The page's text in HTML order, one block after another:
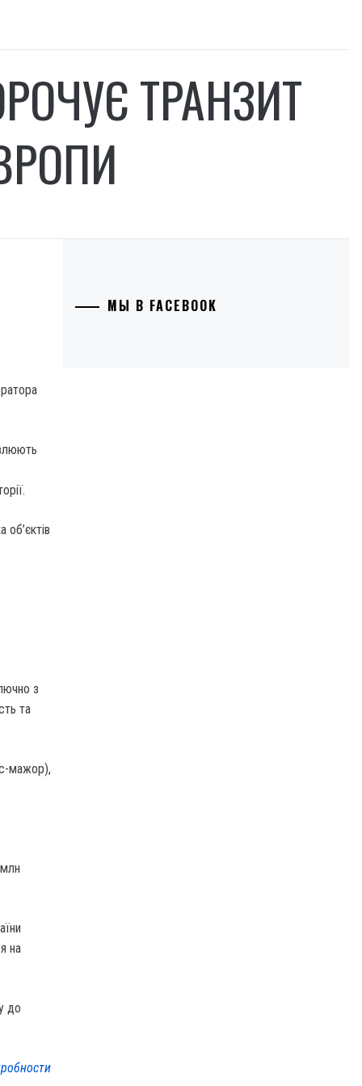
ТРАНЗИТ
об’єктів
з
та
мажор),
на
до
МЫ В FACEBOOK